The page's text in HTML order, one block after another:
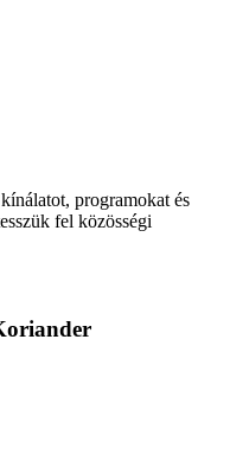
programokat és
fel közösségi